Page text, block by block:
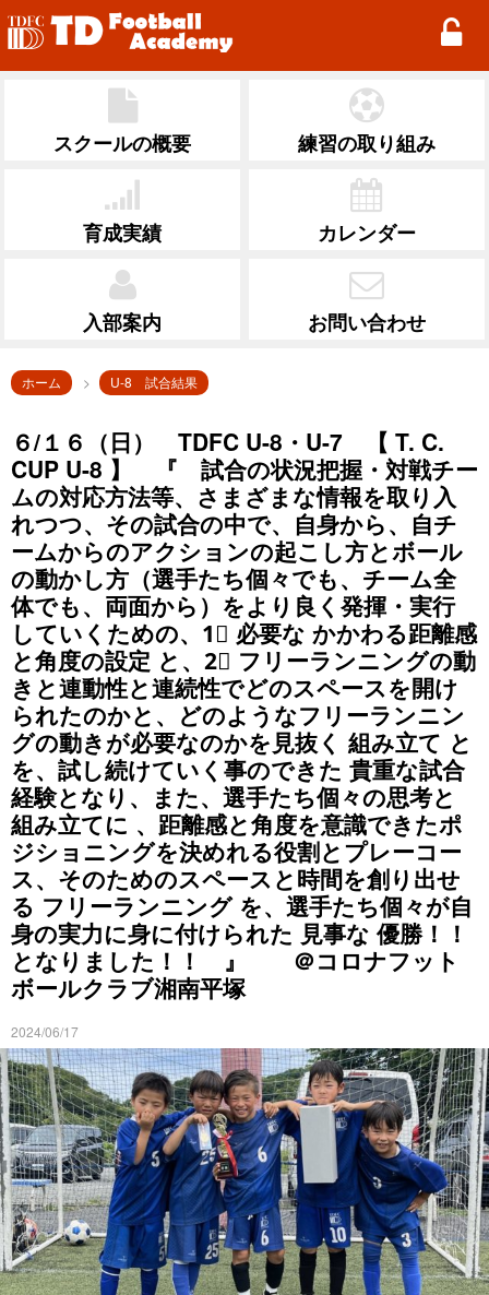
スクールの概要 練習の取り組み
育成実績 カレンダー
入部案内 お問い合わせ
ホーム U-8 試合結果
６/１６（日） TDFC U-8・U-7 【 T. C.
CUP U-8 】 『 試合の状況把握・対戦チー
ムの対応方法等、さまざまな情報を取り入
れつつ、その試合の中で、自身から、自チ
ームからのアクションの起こし方とボール
の動かし方（選手たち個々でも、チーム全
体でも、両面から）をより良く発揮・実行
していくための、1⃣ 必要な かかわる距離感
と角度の設定 と、2⃣ フリーランニングの動
きと連動性と連続性でどのスペースを開け
られたのかと、どのようなフリーランニン
グの動きが必要なのかを見抜く 組み立て と
を、試し続けていく事のできた 貴重な試合
経験となり、また、選手たち個々の思考と
組み立てに 、距離感と角度を意識できたポ
ジショニングを決めれる役割とプレーコー
ス、そのためのスペースと時間を創り出せ
る フリーランニング を、選手たち個々が自
身の実力に身に付けられた 見事な 優勝！！
となりました！！ 』 ＠コロナフット
ボールクラブ湘南平塚
2024/06/17